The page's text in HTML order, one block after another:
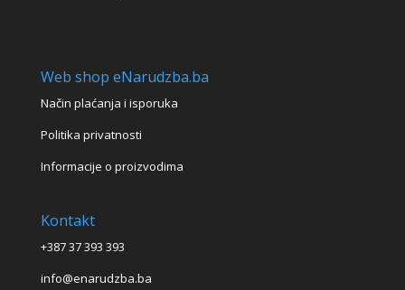
Web shop eNarudzba.ba
Način plaćanja i isporuka
Politika privatnosti
Informacije o proizvodima
Kontakt
+387 37 393 393
info@enarudzba.ba